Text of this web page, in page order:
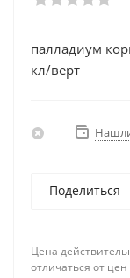
палладиум
кл/верт
Поделиться
Цена
отличаться от